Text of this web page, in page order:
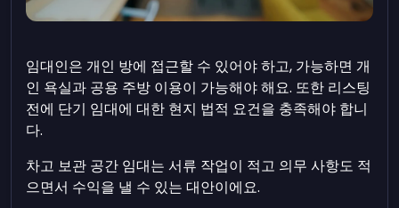
임대인은 개인 방에 접근할 수 있어야 하고, 가능하면 개
인 욕실과 공용 주방 이용이 가능해야 해요. 또한 리스팅
전에 단기 임대에 대한 현지 법적 요건을 충족해야 합니
다.
차고 보관 공간 임대는 서류 작업이 적고 의무 사항도 적
으면서 수익을 낼 수 있는 대안이에요.